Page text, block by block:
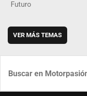
Futuro
VER MÁS TEMAS